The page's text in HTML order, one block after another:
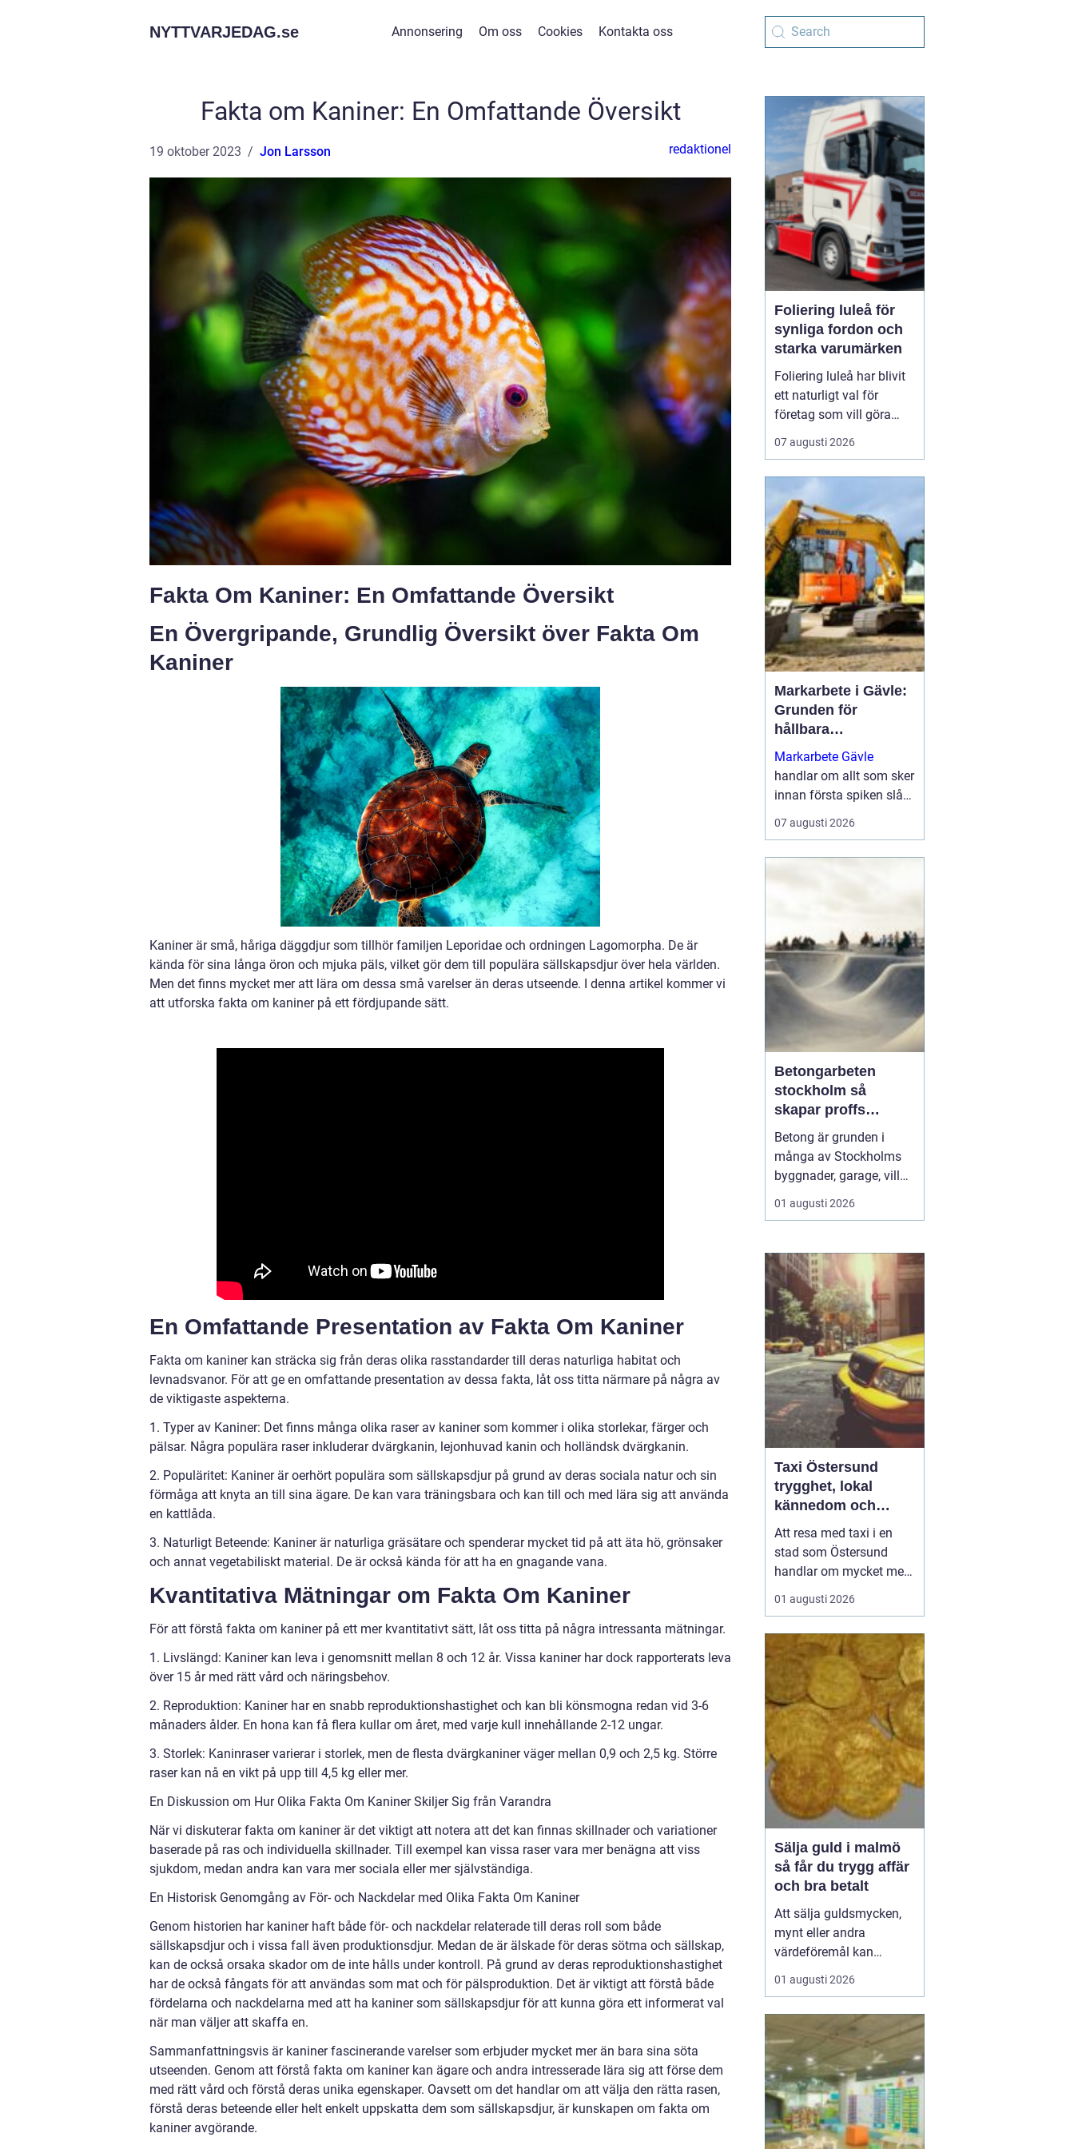
NYTTVARJEDAG.se Annonsering Om oss Cookies Kontakta oss
Fakta om Kaniner: En Omfattande Översikt
19 oktober 2023 Jon Larsson redaktionel
Fakta Om Kaniner: En Omfattande Översikt
En Övergripande, Grundlig Översikt över Fakta Om
Kaniner
Kaniner är små, håriga däggdjur som tillhör familjen Leporidae och ordningen Lagomorpha. De är
kända för sina långa öron och mjuka päls, vilket gör dem till populära sällskapsdjur över hela världen.
Men det finns mycket mer att lära om dessa små varelser än deras utseende. I denna artikel kommer vi
att utforska fakta om kaniner på ett fördjupande sätt.
En Omfattande Presentation av Fakta Om Kaniner
Fakta om kaniner kan sträcka sig från deras olika rasstandarder till deras naturliga habitat och
levnadsvanor. För att ge en omfattande presentation av dessa fakta, låt oss titta närmare på några av
de viktigaste aspekterna.
1. Typer av Kaniner: Det finns många olika raser av kaniner som kommer i olika storlekar, färger och
pälsar. Några populära raser inkluderar dvärgkanin, lejonhuvad kanin och holländsk dvärgkanin.
2. Populäritet: Kaniner är oerhört populära som sällskapsdjur på grund av deras sociala natur och sin
förmåga att knyta an till sina ägare. De kan vara träningsbara och kan till och med lära sig att använda
en kattlåda.
3. Naturligt Beteende: Kaniner är naturliga gräsätare och spenderar mycket tid på att äta hö, grönsaker
och annat vegetabiliskt material. De är också kända för att ha en gnagande vana.
Kvantitativa Mätningar om Fakta Om Kaniner
För att förstå fakta om kaniner på ett mer kvantitativt sätt, låt oss titta på några intressanta mätningar.
1. Livslängd: Kaniner kan leva i genomsnitt mellan 8 och 12 år. Vissa kaniner har dock rapporterats leva
över 15 år med rätt vård och näringsbehov.
2. Reproduktion: Kaniner har en snabb reproduktionshastighet och kan bli könsmogna redan vid 3-6
månaders ålder. En hona kan få flera kullar om året, med varje kull innehållande 2-12 ungar.
3. Storlek: Kaninraser varierar i storlek, men de flesta dvärgkaniner väger mellan 0,9 och 2,5 kg. Större
raser kan nå en vikt på upp till 4,5 kg eller mer.
En Diskussion om Hur Olika Fakta Om Kaniner Skiljer Sig från Varandra
När vi diskuterar fakta om kaniner är det viktigt att notera att det kan finnas skillnader och variationer
baserade på ras och individuella skillnader. Till exempel kan vissa raser vara mer benägna att viss
sjukdom, medan andra kan vara mer sociala eller mer självständiga.
En Historisk Genomgång av För- och Nackdelar med Olika Fakta Om Kaniner
Genom historien har kaniner haft både för- och nackdelar relaterade till deras roll som både
sällskapsdjur och i vissa fall även produktionsdjur. Medan de är älskade för deras sötma och sällskap,
kan de också orsaka skador om de inte hålls under kontroll. På grund av deras reproduktionshastighet
har de också fångats för att användas som mat och för pälsproduktion. Det är viktigt att förstå både
fördelarna och nackdelarna med att ha kaniner som sällskapsdjur för att kunna göra ett informerat val
när man väljer att skaffa en.
Sammanfattningsvis är kaniner fascinerande varelser som erbjuder mycket mer än bara sina söta
utseenden. Genom att förstå fakta om kaniner kan ägare och andra intresserade lära sig att förse dem
med rätt vård och förstå deras unika egenskaper. Oavsett om det handlar om att välja den rätta rasen,
förstå deras beteende eller helt enkelt uppskatta dem som sällskapsdjur, är kunskapen om fakta om
kaniner avgörande.
Foliering luleå för
synliga fordon och
starka varumärken
Foliering luleå har blivit
ett naturligt val för
företag som vill göra
sina fordon till tydliga
ambassadörer på
in bilar, lastbilar eller
cyklar i snygg folie får
företag ett rörligt
skyltfönster som arbetar
dygnet runt, året o...
07 augusti 2026
Markarbete i Gävle:
Grunden för
hållbara
byggprojekt
Markarbete Gävle
handlar om allt som sker
innan första spiken slås
i eller första
betongplattan gjuts, och
07 augusti 2026
Betongarbeten
stockholm så
skapar proffs
hållbara
konstruktioner
Betong är grunden i
många av Stockholms
byggnader, garage, villor
och industrifastigheter.
När man pratar om
Stockholm handlar det
både om stabila grunder,
välgjutna stommar och
snygga ytor som håller
länge. För den som
planerar ett byg...
01 augusti 2026
Taxi Östersund
trygghet, lokal
kännedom och
smidiga resor året
runt
Att resa med taxi i en
stad som Östersund
handlar om mycket mer
än att bara ta sig från
punkt A till punkt B.
lokalkännedom och
tillgänglighet spelar stor
roll, särskilt i en region
där vintern är lång, snön
ligger djup och
avstånden i...
01 augusti 2026
Sälja guld i malmö
så får du trygg affär
och bra betalt
Att sälja guldsmycken,
mynt eller andra
värdeföremål kan
kännas både lockande
och osäkert på samma
smyckena är värda mer
än bara metallvärdet, hur
processen går till och
vilken köpare som går
att lita på. För den som
söker infor...
01 augusti 2026